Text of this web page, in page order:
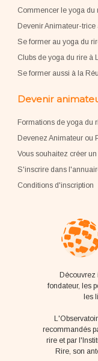
Commencer le yoga du
Devenir Animateur-trice
Se former au yoga du
Clubs de yoga du rire à
Se former aussi à la
Devenir
Formations de yoga du
Devenez Animateur ou
Vous souhaitez créer
S'inscrire dans
Conditions d'inscription
Découvrez
fondateur, les
les
recommandés
rire et par
Rire, son